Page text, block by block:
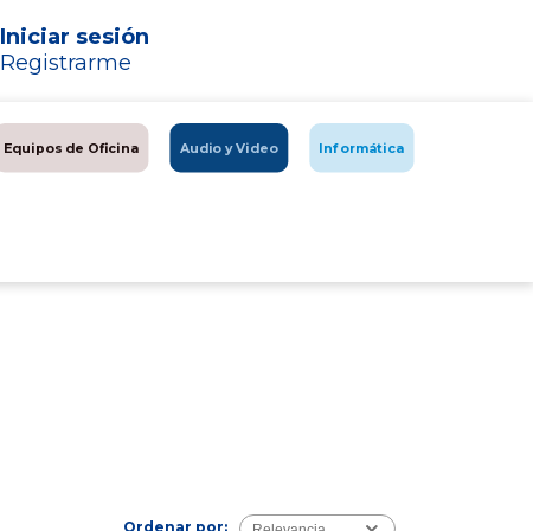
Iniciar sesión
Registrarme
Equipos de Oficina Audio y Video Informática
Ordenar por: